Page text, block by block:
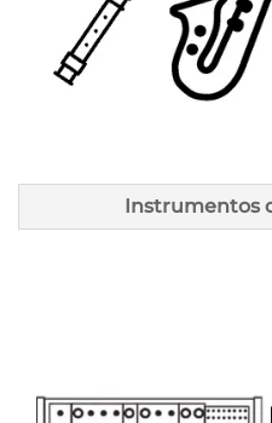
Instrumentos